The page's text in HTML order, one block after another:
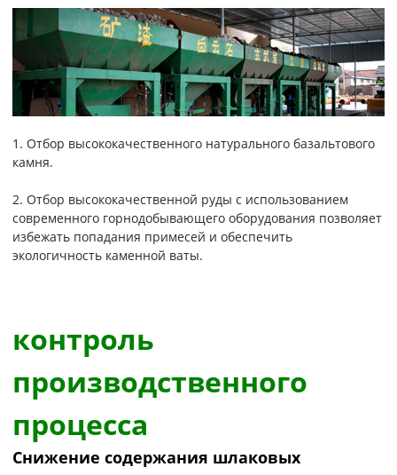
1. Отбор высококачественного натурального базальтового
камня.
2. Отбор высококачественной руды с использованием
современного горнодобывающего оборудования позволяет
избежать попадания примесей и обеспечить
экологичность каменной ваты.
контроль
производственного
процесса
Снижение содержания шлаковых